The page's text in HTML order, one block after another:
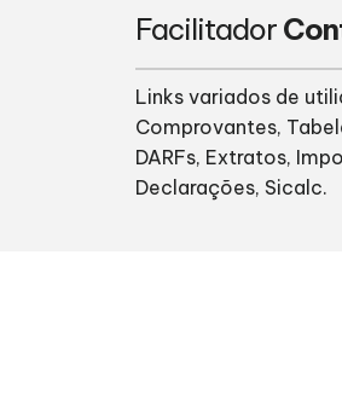
Facilitador
Links variados de
Comprovantes,
DARFs, Extratos,
Declarações, Sicalc.